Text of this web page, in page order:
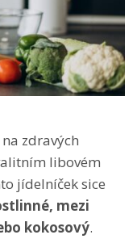
zdravých
libovém
jídelníček sice
mezi
kokosový.